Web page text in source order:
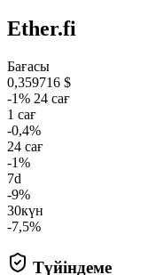
Ether.fi
Бағасы
0,359716 $
-1% 24 сағ
1 сағ
-0,4%
24 сағ
-1%
7d
-9%
30күн
-7,5%
Түйіндеме